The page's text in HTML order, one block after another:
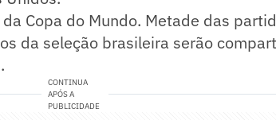
Copa do Mundo. Metade das
da seleção brasileira serão
CONTINUA
APÓS A
PUBLICIDADE